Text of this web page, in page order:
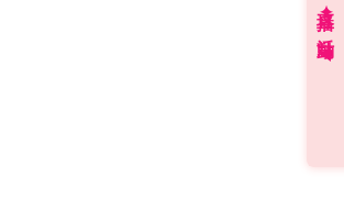
直播✦活動